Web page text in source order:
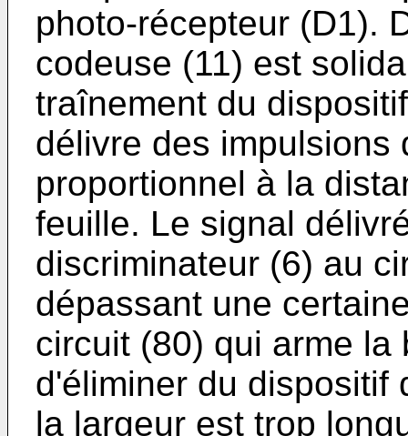
photo-récepteur (D1).
codeuse (11) est
traînement du
délivre des impulsions
proportionnel à la
feuille. Le signal
discriminateur (6) au
dépassant une
circuit (80) qui arme la
d'éliminer du dispositif
la largeur est trop